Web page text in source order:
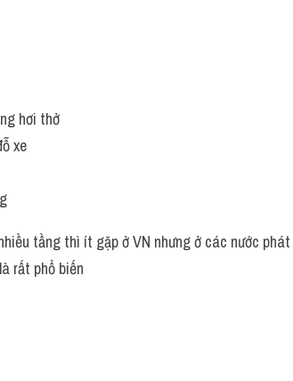
hơi thở
xe
tầng thì ít gặp ở VN nhưng ở các nước
rất phổ biến